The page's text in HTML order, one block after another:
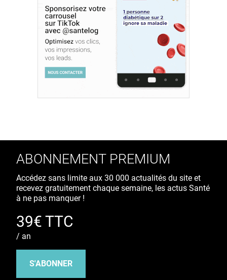
ABONNEMENT PREMIUM
Accédez sans limite aux 30 000 actualités du site et
recevez gratuitement chaque semaine, les actus Santé
à ne pas manquer !
39€ TTC
/ an
S'ABONNER